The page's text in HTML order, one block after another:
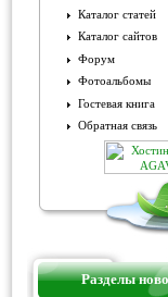
Каталог статей
Каталог сайтов
Форум
Фотоальбомы
Гостевая книга
Обратная связь
Разделы